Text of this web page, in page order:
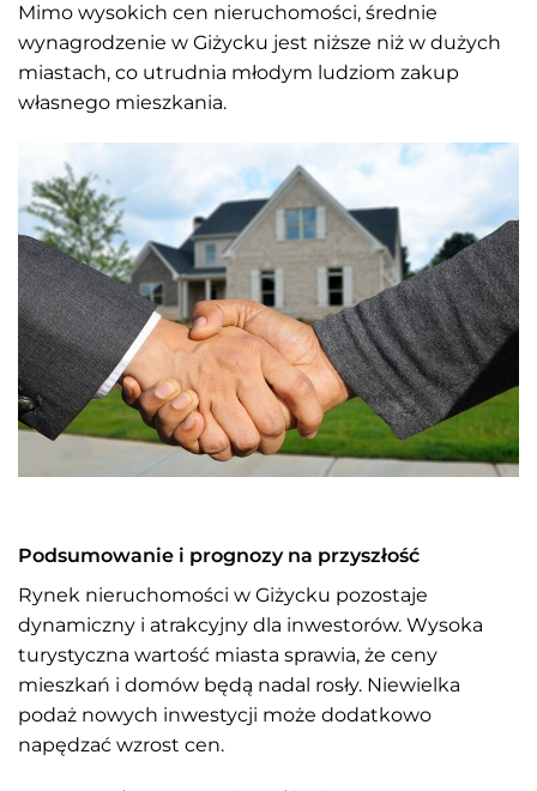
Mimo wysokich cen nieruchomości, średnie
wynagrodzenie w Giżycku jest niższe niż w dużych
miastach, co utrudnia młodym ludziom zakup
własnego mieszkania.
Podsumowanie i prognozy na przyszłość
Rynek nieruchomości w Giżycku pozostaje
dynamiczny i atrakcyjny dla inwestorów. Wysoka
turystyczna wartość miasta sprawia, że ceny
mieszkań i domów będą nadal rosły. Niewielka
podaż nowych inwestycji może dodatkowo
napędzać wzrost cen.